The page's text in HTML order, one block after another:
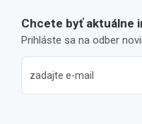
Chcete byť aktuálne
Prihláste sa na odber